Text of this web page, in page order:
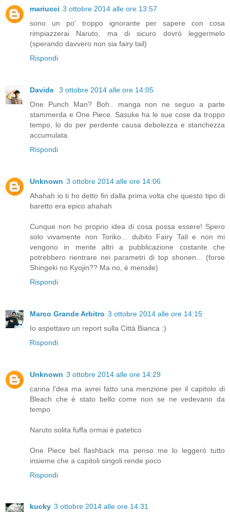
mariucci 3 ottobre 2014 alle ore 13:57
sono un po' troppo ignorante per sapere con cosa
rimpiazzerai Naruto, ma di sicuro dovrò leggermelo
(sperando davvero non sia fairy tail)
Rispondi
Davide
3 ottobre 2014 alle ore 14:05
One Punch Man? Boh.. manga non ne seguo a parte
stammerda e One Piece. Sasuke ha le sue cose da troppo
tempo, lo do per perdente causa debolezza e stanchezza
accumulata.
Rispondi
Unknown 3 ottobre 2014 alle ore 14:06
Ahahah io ti ho detto fin dalla prima volta che questo tipo di
baretto era epico ahahah
Cunque non ho proprio idea di cosa possa essere! Spero
solo vivamente non Toriko... dubito Fairy Tail e non mi
vengono in mente altri a pubblicazione costante che
potrebbero rientrare nei parametri di top shonen... (forse
Shingeki no Kyojin?? Ma no, è mensile)
Rispondi
Marco Grande Arbitro 3 ottobre 2014 alle ore 14:15
Io aspettavo un report sulla Città Bianca :)
Rispondi
Unknown 3 ottobre 2014 alle ore 14:29
carina l'dea ma avrei fatto una menzione per il capitolo di
Bleach che è stato bello come non se ne vedevano da
tempo
Naruto solita fuffa ormai è patetico
One Piece bel flashback ma penso me lo leggerò tutto
insieme che a capitoli singoli rende poco
Rispondi
kucky 3 ottobre 2014 alle ore 14:31